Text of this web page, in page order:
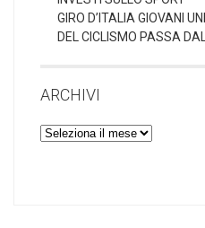
GIRO D’ITALIA GIOVANI
DEL CICLISMO PASSA
ARCHIVI
Archivi